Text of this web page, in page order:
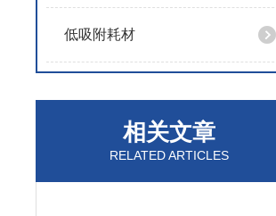
低吸附耗材
相关文章
RELATED ARTICLES